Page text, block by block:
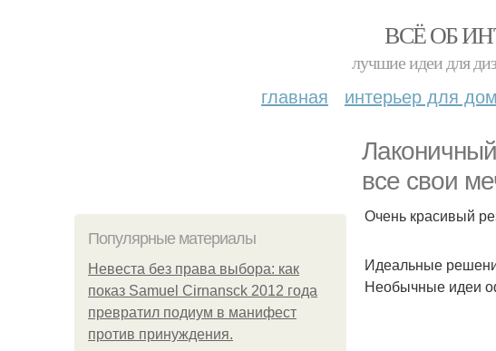
ВСЁ ОБ
лучшие идеи для
главная интерьер для
все свои
Популярные материалы
Невеста без права выбора: как
показ Samuel Cirnansck 2012 года
превратил подиум в манифест
против принуждения.
Очень красивый
Идеальные
Необычные идеи